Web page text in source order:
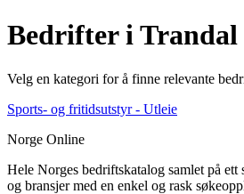
Bedrifter i Trandal
Velg en kategori for å finne relevante
Sports- og fritidsutstyr - Utleie
Norge Online
Hele Norges bedriftskatalog samlet på ett
og bransjer med en enkel og rask